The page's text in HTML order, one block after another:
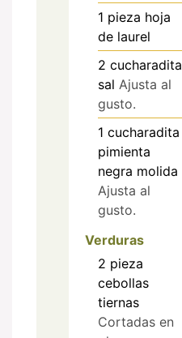
1 pieza hoja
de laurel
2 cucharadita
sal Ajusta al
gusto.
1 cucharadita
pimienta
negra molida
Ajusta al
gusto.
Verduras
2 pieza
cebollas
tiernas
Cortadas en